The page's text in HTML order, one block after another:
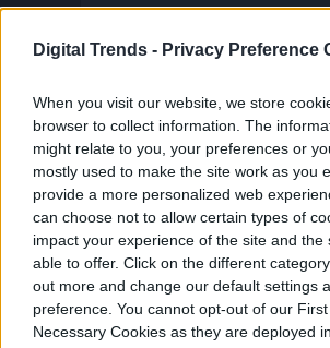
Digital Trends - Privacy Preference
When you visit our website, we store
browser to collect information. The
might relate to you, your preferences or
mostly used to make the site work as you
provide a more personalized web
can choose not to allow certain types of
impact your experience of the site and the
able to offer. Click on the different
out more and change our default settings
preference. You cannot opt-out of our
Necessary Cookies as they are deployed